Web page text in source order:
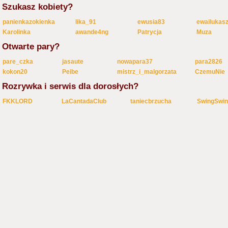
Szukasz kobiety?
panienkazokienka lika_91 ewusia83
Karolinka
awande4ng Patrycja Muza
Otwarte pary?
pare_czka jasaute nowapara37
para2826
kokon20
Peibe mistrz_i_malgorzata CzemuNie
Rozrywka i serwis dla dorosłych?
FKKLORD LaCantadaClub taniecbrzucha